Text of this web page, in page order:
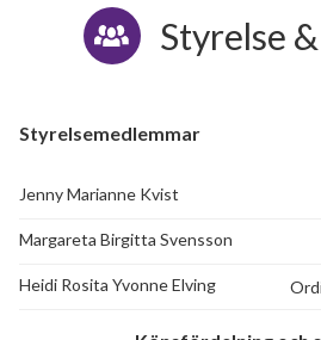
Styrelse
Styrelsemedlemmar
Jenny Marianne Kvist
Margareta Birgitta Svensson
Heidi Rosita Yvonne Elving